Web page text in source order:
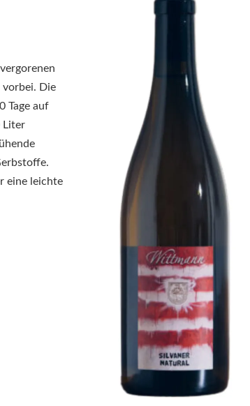
vorbei. Die
Tage auf
Liter
eine leichte